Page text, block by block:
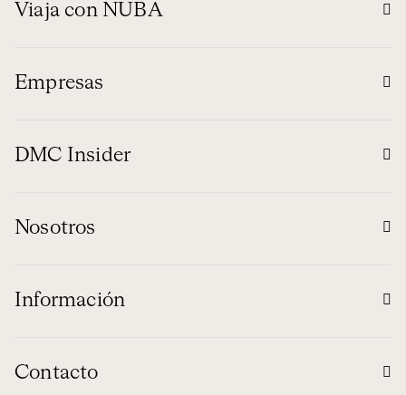
Viaja con NUBA
Empresas
DMC Insider
Nosotros
Información
Contacto